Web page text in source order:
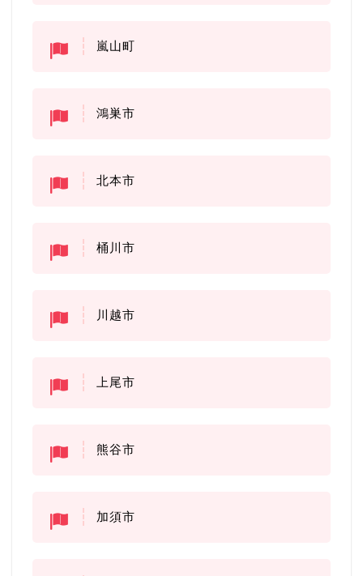
嵐山町
鴻巣市
北本市
桶川市
川越市
上尾市
熊谷市
加須市